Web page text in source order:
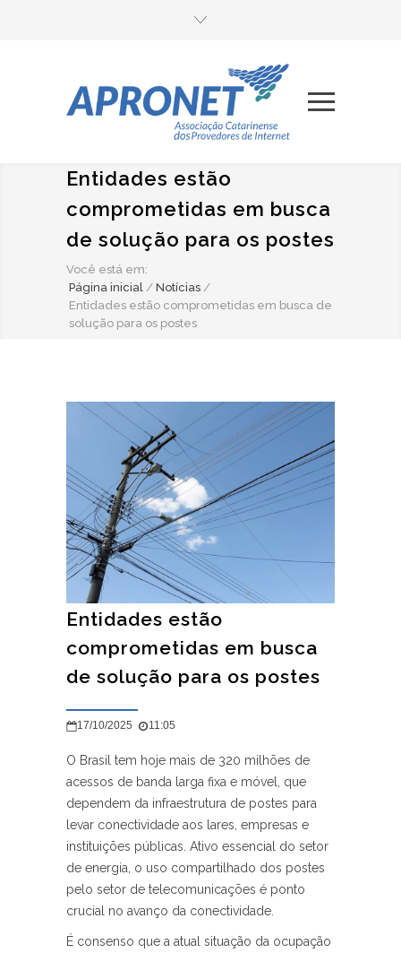
Entidades estão
comprometidas em busca
de solução para os postes
Você está em:
Página inicial / Notícias /
Entidades estão comprometidas em busca de
solução para os postes
Entidades estão
comprometidas em busca
de solução para os postes
17/10/2025 11:05
O Brasil tem hoje mais de 320 milhões de
acessos de banda larga fixa e móvel, que
dependem da infraestrutura de postes para
levar conectividade aos lares, empresas e
instituições públicas. Ativo essencial do setor
de energia, o uso compartilhado dos postes
pelo setor de telecomunicações é ponto
crucial no avanço da conectividade.
É consenso que a atual situação da ocupação